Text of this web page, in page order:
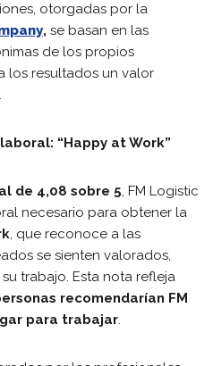
otorgadas por la
, se basan en las
de los propios
los resultados un valor
“Happy at Work”
de 4,08 sobre 5, FM Logistic
necesario para obtener la
, que reconoce a las
se sienten valorados,
trabajo. Esta nota refleja
recomendarían FM
para trabajar.